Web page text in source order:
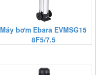
Máy bơm Ebara EVMSG15
8F5/7.5